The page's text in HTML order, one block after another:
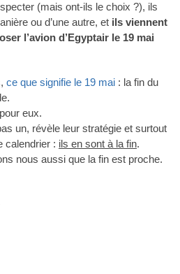
(mais ont-ils le choix ?), ils
ou d’une autre, et ils viennent
l’avion d’Egyptair le 19 mai
ce que signifie le 19 mai : la fin du
eux.
un, révèle leur stratégie et surtout
calendrier : ils en sont à la fin.
nous aussi que la fin est proche.